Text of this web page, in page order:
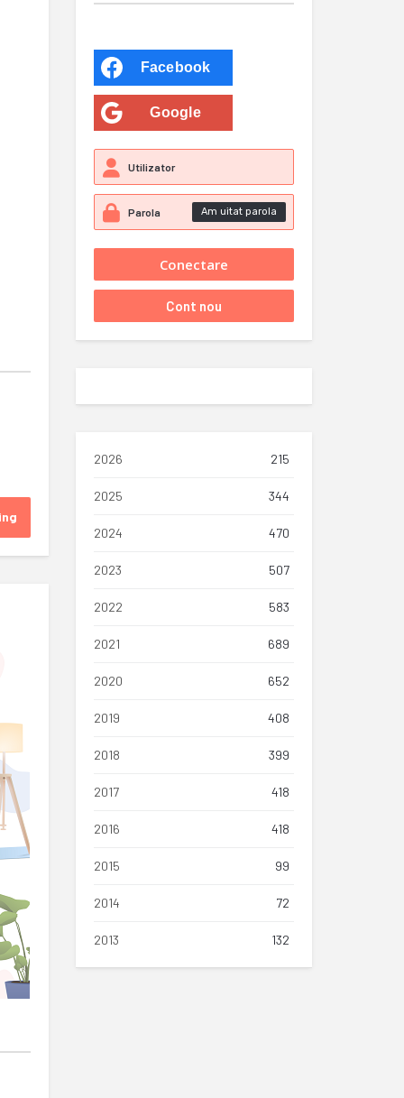
Facebook
Google
Am uitat parola
2026 215
2025 344
2024 470
2023 507
2022 583
2021 689
2020 652
2019 408
2018 399
2017 418
2016 418
2015 99
2014 72
2013 132